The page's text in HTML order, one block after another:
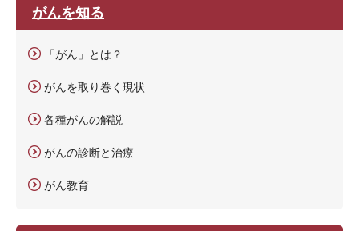
がんを知る
「がん」とは？
がんを取り巻く現状
各種がんの解説
がんの診断と治療
がん教育